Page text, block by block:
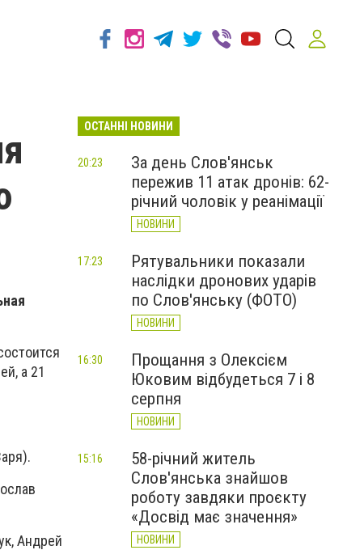
а 21
Андрей
ОСТАННІ НОВИНИ
За день Слов'янськ
пережив 11 атак дронів: 62-
річний чоловік у реанімації
НОВИНИ
20:23
Рятувальники показали
наслідки дронових ударів
по Слов'янську (ФОТО)
НОВИНИ
17:23
Прощання з Олексієм
Юковим відбудеться 7 і 8
серпня
НОВИНИ
16:30
58-річний житель
Слов'янська знайшов
роботу завдяки проєкту
«Досвід має значення»
НОВИНИ
15:16